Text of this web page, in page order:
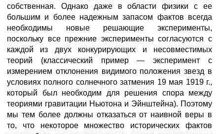
собственная. Однако даже в области физики с ее
большим и более надежным запасом фактов всегда
необходимы новые решающие эксперименты,
поскольку все прежние эксперименты согласуются с
каждой из двух конкурирующих и несовместимых
теорий (классический пример — эксперимент с
измерением отклонения видимого положения звезд в
условиях полного солнечного затмения 19 мая 1919 г.,
который был необходим для решения спора между
теориями гравитации Ньютона и Эйнштейна). Поэтому
мы тем более должны отказаться от наивной веры в
то, что некоторое множество исторических фактов